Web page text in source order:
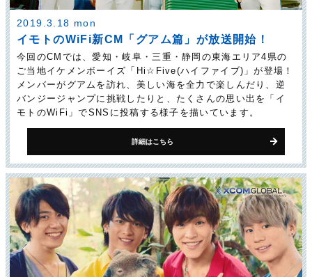
2019.3.18 mon
イモトのWiFi新CM「グアム篇」が放送開始！
今回のCMでは、愛知・岐阜・三重・静岡の東海エリア4県の
ご当地イケメンボーイズ「Hi☆Five(ハイファイブ)」が登場！
メンバーがグアムを訪れ、美しい海を全力で楽しんだり、逆
バンジージャンプに挑戦したりと、たくさんの思い出を「イ
モトのWiFi」でSNSに投稿する様子を描いています。
詳細はこちら